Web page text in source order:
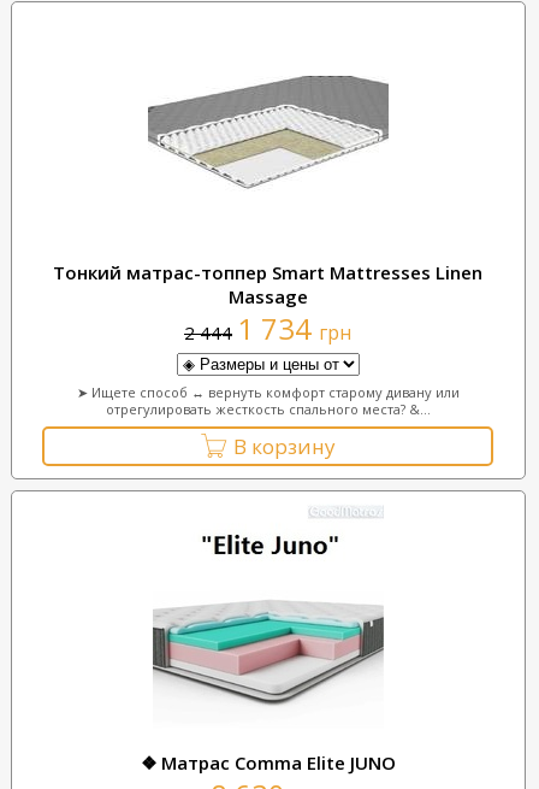
Тонкий матрас-топпер Smart Mattresses Linen
Massage
2 444 1 734 грн
➤ Ищете способ ↔ вернуть комфорт старому дивану или
отрегулировать жесткость спального места? &...
В корзину
❖ Матраc Comma Elite JUNO